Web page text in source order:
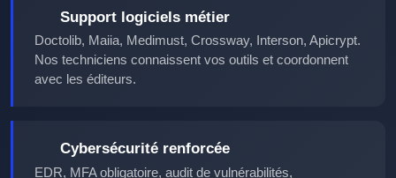
Support logiciels métier
Doctolib, Maiia, Medimust, Crossway, Interson, Apicrypt.
Nos techniciens connaissent vos outils et coordonnent
avec les éditeurs.
Cybersécurité renforcée
EDR, MFA obligatoire, audit de vulnérabilités,